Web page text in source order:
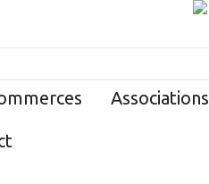
Associations